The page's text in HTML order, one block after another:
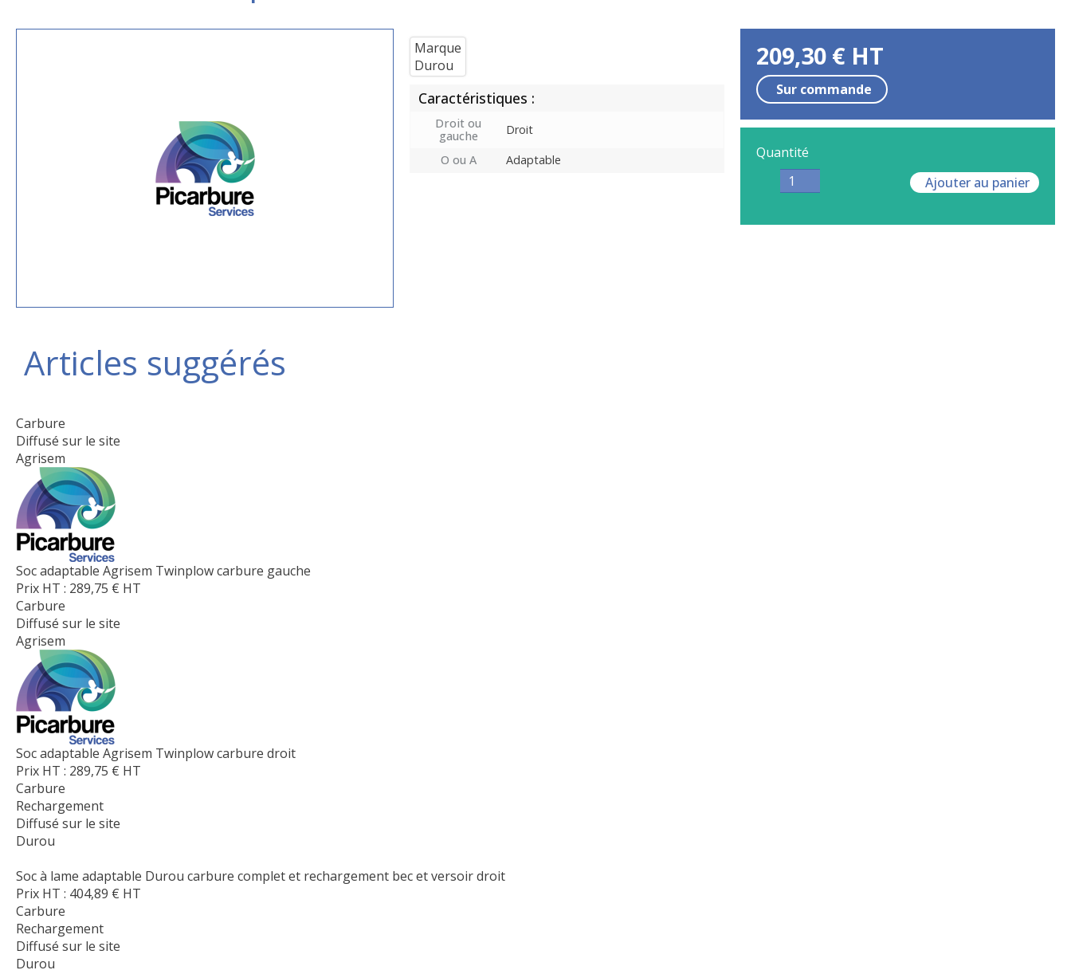
Caractéristiques :
Droit ou
gauche
Droit
O ou A
Adaptable
Marque
Durou
209,30 € HT
Sur commande
Quantité
Ajouter au panier
Articles suggérés
Carbure
Diffusé sur le site
Agrisem
Soc adaptable Agrisem Twinplow carbure gauche
Prix HT : 289,75 € HT
Carbure
Diffusé sur le site
Agrisem
Soc adaptable Agrisem Twinplow carbure droit
Prix HT : 289,75 € HT
Carbure
Rechargement
Diffusé sur le site
Durou
Soc à lame adaptable Durou carbure complet et rechargement bec et versoir droit
Prix HT : 404,89 € HT
Carbure
Rechargement
Diffusé sur le site
Durou